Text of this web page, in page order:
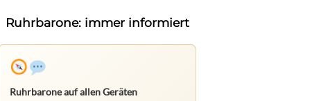
Ruhrbarone: immer informiert
Ruhrbarone auf allen Geräten